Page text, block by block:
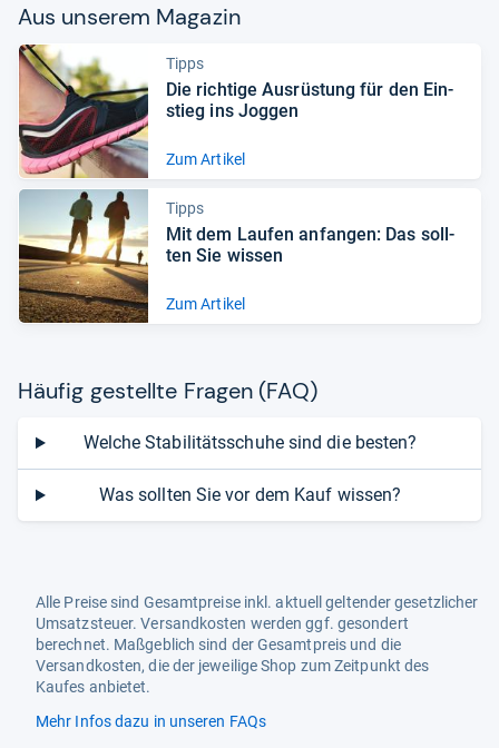
Aus unse­rem Maga­zin
Tipps
Die rich­tige Aus­rüs­tung für den Ein­
stieg ins Jog­gen
Zum Artikel
Tipps
Mit dem Lau­fen anfan­gen: Das soll­
ten Sie wis­sen
Zum Artikel
Häu­fig gestellte Fra­gen (FAQ)
Welche Stabilitätsschuhe sind die besten?
Was sollten Sie vor dem Kauf wissen?
Alle Preise sind Gesamtpreise inkl. aktuell geltender gesetzlicher
Umsatzsteuer. Versandkosten werden ggf. gesondert
berechnet. Maßgeblich sind der Gesamtpreis und die
Versandkosten, die der jeweilige Shop zum Zeitpunkt des
Kaufes anbietet.
Mehr Infos dazu in unseren FAQs